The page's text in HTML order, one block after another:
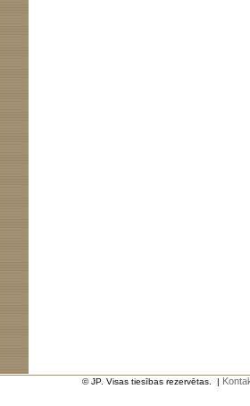
© JP. Visas tiesības rezervētas. |